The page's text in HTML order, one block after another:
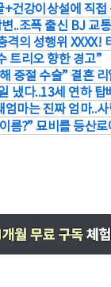
+건강이상설에 직
..조폭 출신 BJ 교
격의 성행위
트리오 향한 경고”
중절 수술” 결혼
냈다..13세 연하
마는 진짜 엄마..
름?” 묘비를 등산